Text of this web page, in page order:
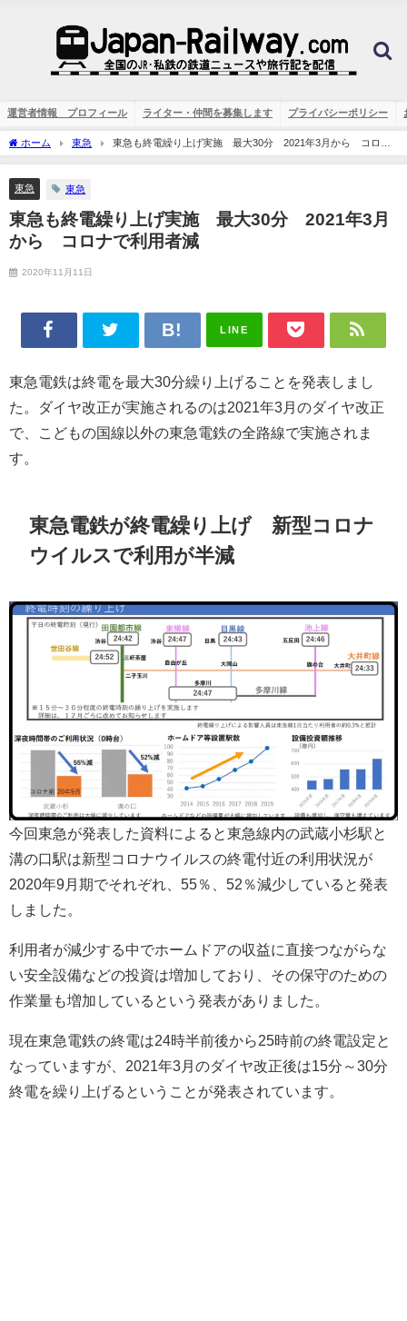
運営者情報 プロフィール ライター・仲間を募集します プライバシーポリシー
ホーム 東急
東急も終電繰り上げ実施 最大30分 2021年3月から コロナ
で利用者減
東急 東急
東急も終電繰り上げ実施 最大30分 2021年3月
から コロナで利用者減
2020年11月11日
LINE
東急電鉄は終電を最大30分繰り上げることを発表しまし
た。ダイヤ改正が実施されるのは2021年3月のダイヤ改正
で、こどもの国線以外の東急電鉄の全路線で実施されま
す。
東急電鉄が終電繰り上げ 新型コロナ
ウイルスで利用が半減
今回東急が発表した資料によると東急線内の武蔵小杉駅と
溝の口駅は新型コロナウイルスの終電付近の利用状況が
2020年9月期でそれぞれ、55％、52％減少していると発表
しました。
利用者が減少する中でホームドアの収益に直接つながらな
い安全設備などの投資は増加しており、その保守のための
作業量も増加しているという発表がありました。
現在東急電鉄の終電は24時半前後から25時前の終電設定と
なっていますが、2021年3月のダイヤ改正後は15分～30分
終電を繰り上げるということが発表されています。